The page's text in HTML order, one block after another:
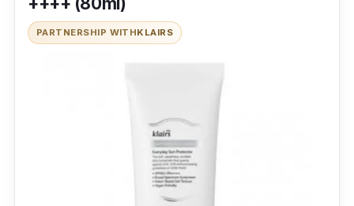
PARTNERSHIP WITHKLAIRS